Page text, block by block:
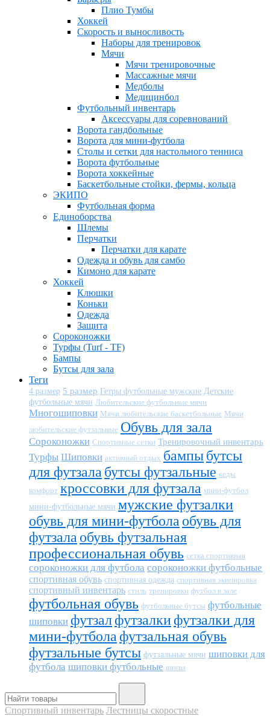
Плио Тумбы
Хоккей
Скорость и выносливость
Наборы для тренировок
Мячи
Мячи тренировочные
Массажные мячи
Медболы
Медицинбол
Футбольный инвентарь
Аксессуары для соревнований
Ворота гандбольные
Ворота для мини-футбола
Столы и сетки для настольного тенниса
Ворота футбольные
Ворота хоккейные
Баскетбольные стойки, фермы, кольца
ЭКИПО
Футбольная форма
Единоборства
Шлемы
Перчатки
Перчатки для карате
Одежда и обувь для самбо
Кимоно для карате
Хоккей
Клюшки
Коньки
Одежда
Защита
Сороконожки
Турфы (Turf - TF)
Бампы
Бутсы для зала
Теги
4 размер 5 размер Гетры футбольные мужские Детские
футбольные мячи Любительские футбольные мячи
Многошиповки Мячи любительские баскетбольные Мячи
любительские футзальные Обувь для зала
Сороконожки Спортивные сетки Тренировочный инвентарь
Турфы Шиповки активный отдых бампыбутсы
для футзала бутсы футзальные кеды
комфорт кроссовки для футзала мини-футбол
мини-футбольные мячи мужские футзалки
обувь для мини-футбола обувь для
футзала обувь футзальная
профессиональная обувь сетка спортивная
сороконожки для футбола сороконожки футбольные
спортивная обувь спортивная одежда спортивная экипировка
спортивный инвентарь стиль тренировки футбол в зале
футбольная обувь футбольные бутсы футбольные
шиповки футзалфутзалкифутзалки для
мини-футбола футзальная обувь
футзальные бутсы футзальные мячи шиповки для
футбола шиповки футбольные шипы
Спортивный инвентарь Лестницы скоростные